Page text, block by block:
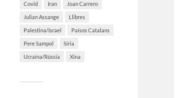
Covid Iran Joan Carrero
Julian Assange Llibres
Palestina/Israel Països Catalans
Pere Sampol Síria
Ucraïna/Rússia Xina